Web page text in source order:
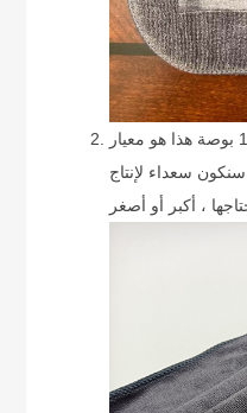
الحجم: 40 * 40 سم ، 16 * 16 بوصة هذا هو معيار
سنكون سعداء لإنتاج